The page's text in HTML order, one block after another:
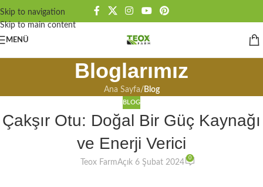
Skip to navigation
Skip to main content
MENÜ
Bloglarımız
Ana Sayfa/ Blog
BLOG
Çakşır Otu: Doğal Bir Güç Kaynağı
ve Enerji Verici
Teox FarmAçık 6 Şubat 2024
0